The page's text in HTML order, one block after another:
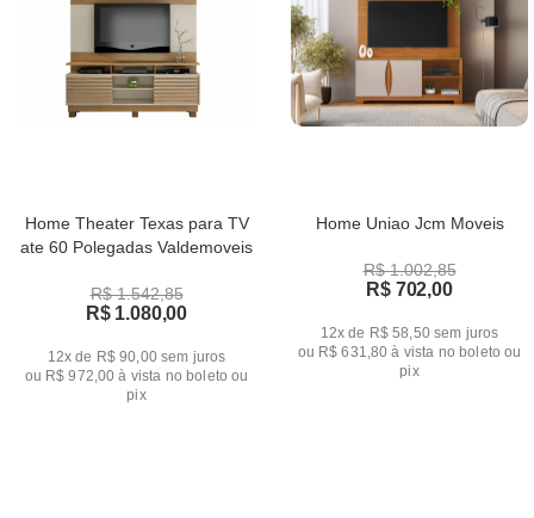
Home Theater Texas para TV
ate 60 Polegadas Valdemoveis
R$ 1.542,85
R$ 1.080,00
12x de R$ 90,00 sem juros
ou R$ 972,00 à vista no boleto ou
pix
Home Uniao Jcm Moveis
R$ 1.002,85
R$ 702,00
12x de R$ 58,50 sem juros
ou R$ 631,80 à vista no boleto ou
pix